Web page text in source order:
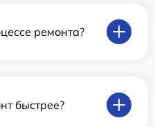
ремонта?
быстрее?